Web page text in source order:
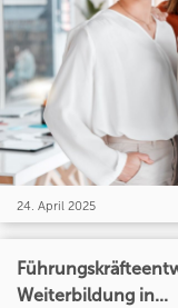
24. April 2025
Weiterbildung in...